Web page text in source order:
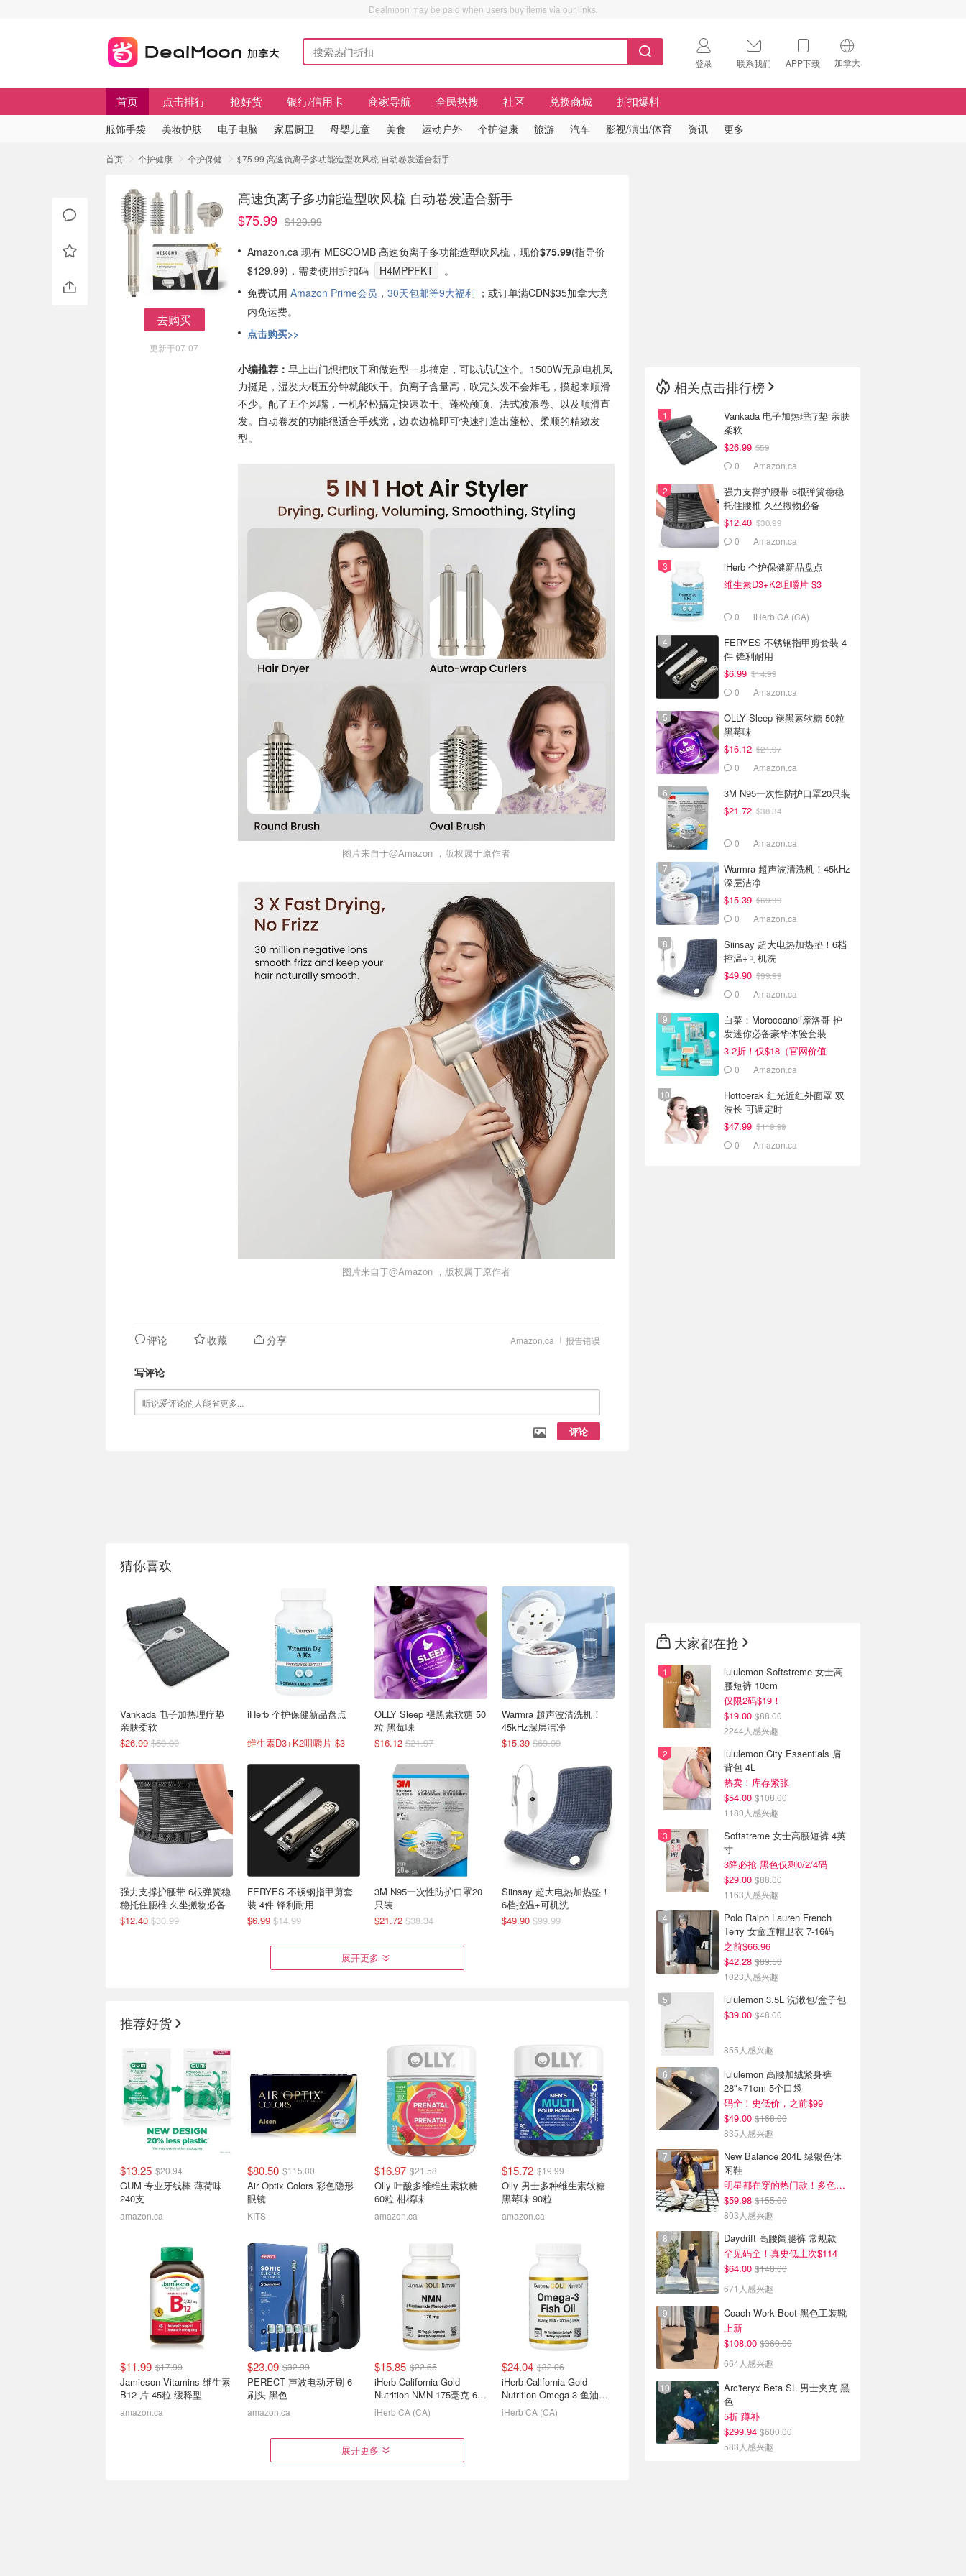
Dealmoon may be paid when users buy items via our links.
登录 联系我们 APP下载 加拿大
🇺🇸
首页 点击排行 抢好货 银行/信用卡 商家导航 全民热搜 社区 兑换商城 折扣爆料
服饰手袋 美妆护肤 电子电脑 家居厨卫 母婴儿童 美食 运动户外 个护健康 旅游 汽车 影视/演出/体育 资讯 更多
首页 个护健康 个护保健 $75.99 高速负离子多功能造型吹风梳 自动卷发适合新手
去购买
更新于07-07
高速负离子多功能造型吹风梳 自动卷发适合新手
$75.99 $129.99
Amazon.ca 现有 MESCOMB 高速负离子多功能造型吹风梳，现价$75.99(指导价
$129.99)，需要使用折扣码
H4MPPFKT
。
免费试用 Amazon Prime会员 ， 30天包邮等9大福利 ；或订单满CDN$35加拿大境
内免运费。
点击购买>>
小编推荐： 早上出门想把吹干和做造型一步搞定，可以试试这个。1500W无刷电机风
力挺足，湿发大概五分钟就能吹干。负离子含量高，吹完头发不会炸毛，摸起来顺滑
不少。配了五个风嘴，一机轻松搞定快速吹干、蓬松颅顶、法式波浪卷、以及顺滑直
发。自动卷发的功能很适合手残党，边吹边梳即可快速打造出蓬松、柔顺的精致发
型。
图片来自于@Amazon ，版权属于原作者
图片来自于@Amazon ，版权属于原作者
报告错误
Amazon.ca
评论 收藏 分享
写评论
评论
猜你喜欢
Vankada 电子加热理疗垫
亲肤柔软
$26.99 $59.00
强力支撑护腰带 6根弹簧稳
稳托住腰椎 久坐搬物必备
$12.40 $30.99
iHerb 个护保健新品盘点
维生素D3+K2咀嚼片 $3
FERYES 不锈钢指甲剪套
装 4件 锋利耐用
$6.99 $14.99
OLLY Sleep 褪黑素软糖 50
粒 黑莓味
$16.12 $21.97
3M N95一次性防护口罩20
只装
$21.72 $38.34
Warmra 超声波清洗机！
45kHz深层洁净
$15.39 $69.99
Siinsay 超大电热加热垫！
6档控温+可机洗
$49.90 $99.99
白菜：Moroccanoil摩洛哥
护发迷你必备豪华体验套装
3.2折！仅$18（官网价值$55）
Hottoerak 红光近红外面罩
双波长 可调定时
$119.99
grace & stella 水杨酸隐形
痘痘贴 36片
$9.86$13.95
PERSMAX 牙齿美白贴 14
次装（28片）
$13.99$19.99
AFDEAL 加热振动脚踝按
摩器 无线充电款
$19.99$29.99
无线可视采耳8件装！
1269P高清内窥镜
$99.99
RENPHO 足部按摩仪 4个
模式+2档速度 充分释放压
7.4折起！封面款仅$140(原$190)
Ensure Plus 高热量营养补
充奶昔 235mL×6瓶
山核桃奶油味$9.97
这个挺好喝！Robitussin 强
效蜂蜜止咳化痰糖浆
Webber Omega-3 高纯度鱼
油80粒 含辅酶Q10
展开更多
推荐好货
$13.25 $20.94
GUM 专业牙线棒 薄荷味
240支
amazon.ca
$80.50 $115.00
Air Optix Colors 彩色隐形
眼镜
KITS
$16.97 $21.58
Olly 叶酸多维维生素软糖
60粒 柑橘味
amazon.ca
$15.72 $19.99
Olly 男士多种维生素软糖
黑莓味 90粒
amazon.ca
$11.99 $17.99
Jamieson Vitamins 维生素
B12 片 45粒 缓释型
amazon.ca
$23.09 $32.99
PERECT 声波电动牙刷 6
刷头 黑色
amazon.ca
$15.85 $22.65
iHerb California Gold
Nutrition NMN 175毫克 60
粒素食胶囊
iHerb CA (CA)
$24.04 $32.06
iHerb California Gold
Nutrition Omega-3 鱼油
Vivomega 甘油三酯型
1000毫克 90粒
iHerb CA (CA)
展开更多
相关点击排行榜
Vankada 电子加热理疗垫 亲肤
柔软
$26.99 $59
0 Amazon.ca
强力支撑护腰带 6根弹簧稳稳
托住腰椎 久坐搬物必备
$12.40 $30.99
0 Amazon.ca
iHerb 个护保健新品盘点
维生素D3+K2咀嚼片 $3
0 iHerb CA (CA)
FERYES 不锈钢指甲剪套装 4
件 锋利耐用
$6.99 $14.99
0 Amazon.ca
OLLY Sleep 褪黑素软糖 50粒
黑莓味
$16.12 $21.97
0 Amazon.ca
3M N95一次性防护口罩20只装
$21.72 $38.34
0 Amazon.ca
Warmra 超声波清洗机！45kHz
深层洁净
$15.39 $69.99
0 Amazon.ca
Siinsay 超大电热加热垫！6档
控温+可机洗
$49.90 $99.99
0 Amazon.ca
白菜：Moroccanoil摩洛哥 护
发迷你必备豪华体验套装
3.2折！仅$18（官网价值
$55）
0 Amazon.ca
Hottoerak 红光近红外面罩 双
波长 可调定时
$47.99 $119.99
0 Amazon.ca
大家都在抢
lululemon Softstreme 女士高
腰短裤 10cm
仅限2码$19！
$19.00 $88.00
2244人感兴趣
lululemon City Essentials 肩
背包 4L
热卖！库存紧张
$54.00 $108.00
1180人感兴趣
Softstreme 女士高腰短裤 4英
寸
3降必抢 黑色仅剩0/2/4码
$29.00 $88.00
1163人感兴趣
Polo Ralph Lauren French
Terry 女童连帽卫衣 7-16码
之前$66.96
$42.28 $89.50
1023人感兴趣
lululemon 3.5L 洗漱包/盒子包
$39.00 $48.00
855人感兴趣
lululemon 高腰加绒紧身裤
28"≈71cm 5个口袋
码全！史低价，之前$99
$49.00 $168.00
835人感兴趣
New Balance 204L 绿银色休
闲鞋
明星都在穿的热门款！多色可选 3.8折
$59.98 $155.00
803人感兴趣
Daydrift 高腰阔腿裤 常规款
罕见码全！真史低上次$114
$64.00 $148.00
671人感兴趣
Coach Work Boot 黑色工装靴
上新
$108.00 $360.00
664人感兴趣
Arc'teryx Beta SL 男士夹克 黑
色
5折 蹲补
$299.94 $600.00
583人感兴趣